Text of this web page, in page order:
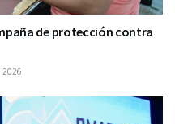
de protección contra
2026